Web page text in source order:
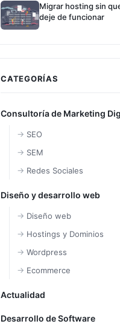
Migrar hosting sin
deje de funcionar
CATEGORÍAS
Consultoría de Marketing
SEO
SEM
Redes Sociales
Diseño y desarrollo web
Diseño web
Hostings y Dominios
Wordpress
Ecommerce
Actualidad
Desarrollo de Software